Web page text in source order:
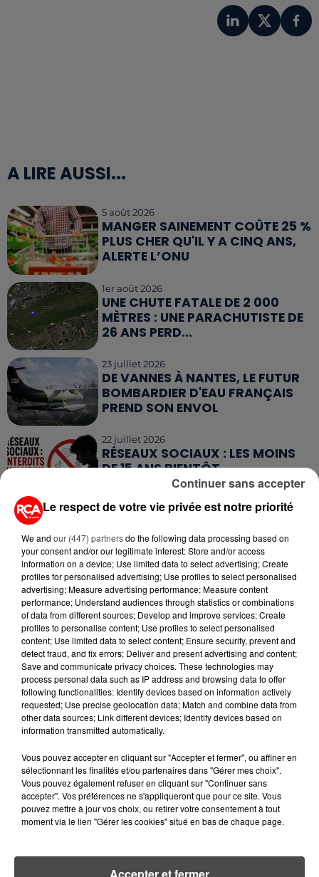
A LIRE AUSSI...
5 août 2026
MANGER SAINEMENT COÛTE 25 %
PLUS CHER QU'IL Y A CINQ ANS,
ALERTE L’ONU
1er août 2026
UNE CHUTE FATALE DE 2 000
MÈTRES : UNE PARACHUTISTE DE
26 ANS PERD...
23 juillet 2026
DE VANNES À NANTES, LE FUTUR
BOMBARDIER D'EAU FRANÇAIS
PREND SON ENVOL
22 juillet 2026
RÉSEAUX SOCIAUX : LES MOINS
DE 15 ANS BIENTÔT
DÉCONNECTÉS
17 juillet 2026
À EFFET DE SERRE ONT
NETTEMENT BAISSÉ...
15 juillet 2026
GRANDES MARÉES DE L'ÉTÉ :
SIFFLETS, CIRÉS JAUNES ET
BALISES,...
RETROUVEZ TOUTE L'ACTU DE LA RÉGION ET
RECEVEZ LES ALERTES INFOS DE LA RÉDACTION
EN TÉLÉCHARGEANT L'APPLICATION MOBILE
RCA
RCA
Le respect de votre vie privée est notre priorité
We and our (447) partnersdo the following data processing based on
your consent and/or our legitimate interest: Store and/or access
information on a device; Use limited data to select advertising; Create
profiles for personalised advertising; Use profiles to select personalised
advertising; Measure advertising performance; Measure content
performance; Understand audiences through statistics or combinations
of data from different sources; Develop and improve services; Create
profiles to personalise content; Use profiles to select personalised
content; Use limited data to select content; Ensure security, prevent and
detect fraud, and fix errors; Deliver and present advertising and content;
Save and communicate privacy choices. These technologies may
process personal data such as IP address and browsing data to offer
following functionalities: Identify devices based on information actively
requested; Use precise geolocation data; Match and combine data from
other data sources; Link different devices; Identify devices based on
information transmitted automatically.
Vous pouvez accepter en cliquant sur "Accepter et fermer", ou affiner en
sélectionnant les finalités et/ou partenaires dans "Gérer mes choix".
Vous pouvez également refuser en cliquant sur "Continuer sans
accepter". Vos préférences ne s'appliqueront que pour ce site. Vous
pouvez mettre à jour vos choix, ou retirer votre consentement à tout
moment via le lien "Gérer les cookies" situé en bas de chaque page.
Continuer sans accepter